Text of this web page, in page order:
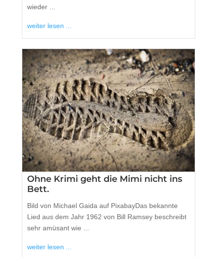
wieder ...
weiter lesen ...
Ohne Krimi geht die Mimi nicht ins
Bett.
Bild von Michael Gaida auf PixabayDas bekannte
Lied aus dem Jahr 1962 von Bill Ramsey beschreibt
sehr amüsant wie ...
weiter lesen ...